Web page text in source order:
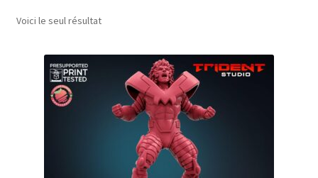
Shop
Wishlist
Voici le seul résultat